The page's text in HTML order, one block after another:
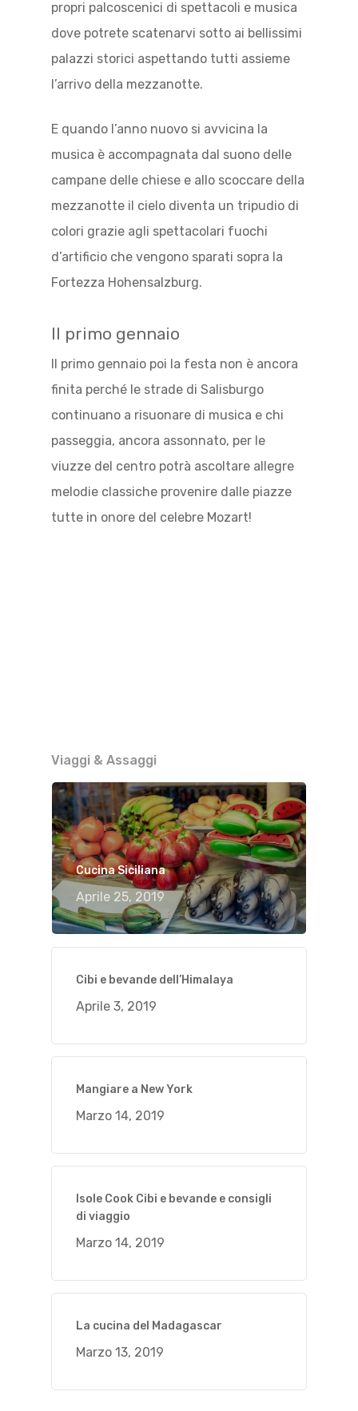
propri palcoscenici di spettacoli e musica
dove potrete scatenarvi sotto ai bellissimi
palazzi storici aspettando tutti assieme
l’arrivo della mezzanotte.
E quando l’anno nuovo si avvicina la
musica è accompagnata dal suono delle
campane delle chiese e allo scoccare della
mezzanotte il cielo diventa un tripudio di
colori grazie agli spettacolari fuochi
d’artificio che vengono sparati sopra la
Fortezza Hohensalzburg.
Il primo gennaio
Il primo gennaio poi la festa non è ancora
finita perché le strade di Salisburgo
continuano a risuonare di musica e chi
passeggia, ancora assonnato, per le
viuzze del centro potrà ascoltare allegre
melodie classiche provenire dalle piazze
tutte in onore del celebre Mozart!
Viaggi & Assaggi
Cucina Siciliana
Aprile 25, 2019
Cibi e bevande dell’Himalaya
Aprile 3, 2019
Mangiare a New York
Marzo 14, 2019
Isole Cook Cibi e bevande e consigli
di viaggio
Marzo 14, 2019
La cucina del Madagascar
Marzo 13, 2019